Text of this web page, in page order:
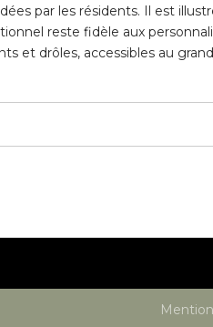
par les résidents. Il est
reste fidèle aux
et drôles, accessibles au